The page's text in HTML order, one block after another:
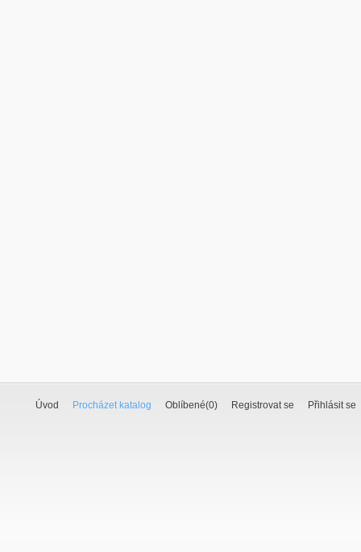
Úvod Procházet katalog Oblíbené(0) Registrovat se Přihlásit se